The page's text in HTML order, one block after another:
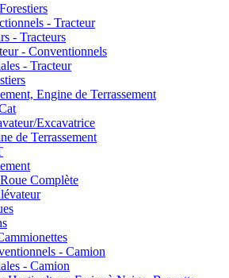
- Tracteur
- Tracteurs
- Conventionnels
- Tracteur
Engine de Terrassement
Excavatrice
de Terrassement
Complète
- Camion
- Camion